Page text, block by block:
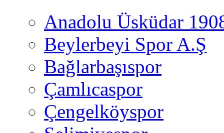
Anadolu Üsküdar
Beylerbeyi Spor A.Ş
Bağlarbaşıspor
Çamlıcaspor
Çengelköyspor